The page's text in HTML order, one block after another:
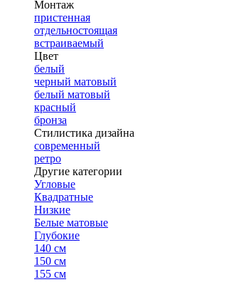
Монтаж
пристенная
отдельностоящая
встраиваемый
Цвет
белый
черный матовый
белый матовый
красный
бронза
Стилистика дизайна
современный
ретро
Другие категории
Угловые
Квадратные
Низкие
Белые матовые
Глубокие
140 см
150 см
155 см